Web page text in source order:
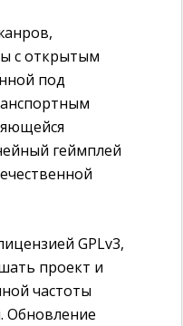
с открытым
под
геймплей
GPLv3,
проект и
частоты
Обновление